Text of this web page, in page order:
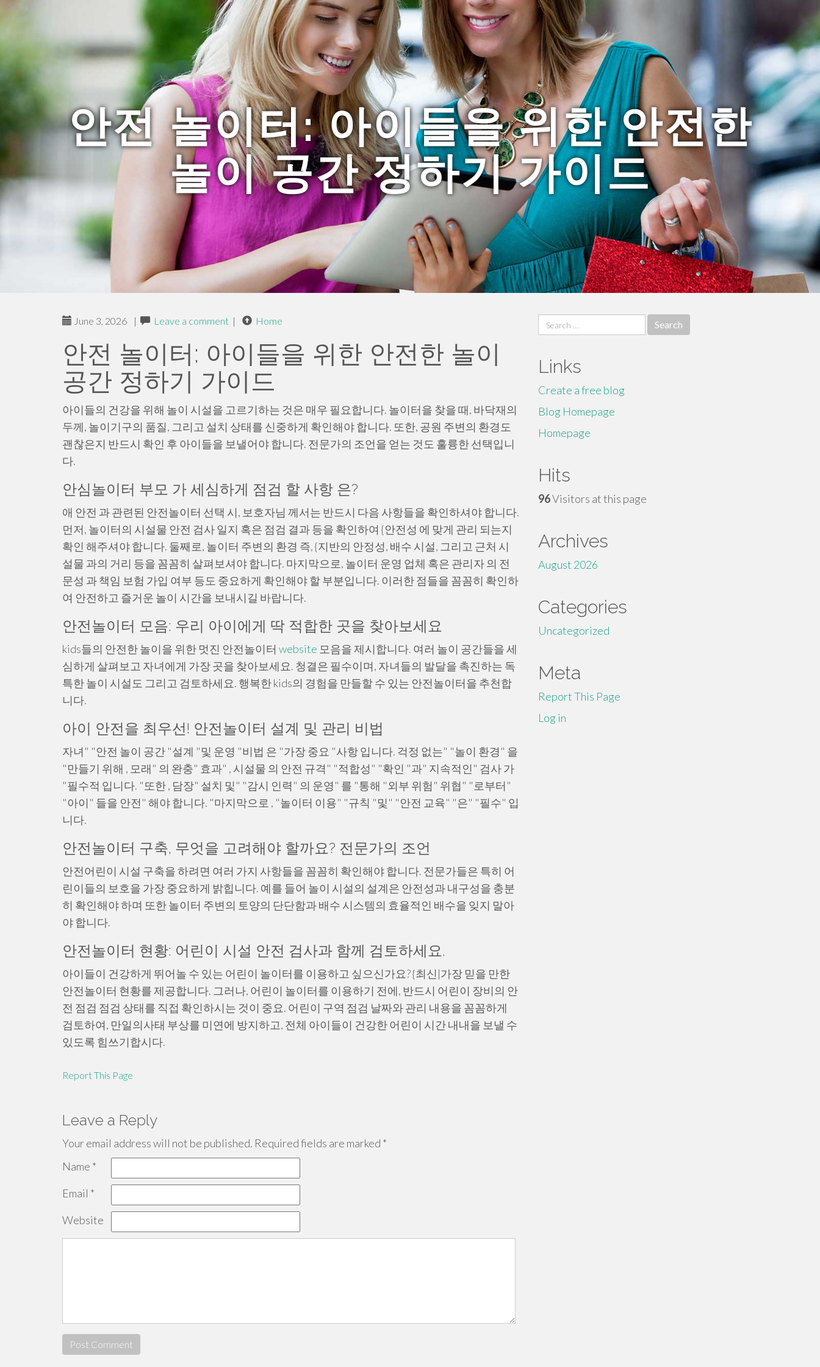
안전 놀이터: 아이들을 위한 안전한
놀이 공간 정하기 가이드
June 3, 2026 | Leave a comment | Home
안전 놀이터: 아이들을 위한 안전한 놀이
공간 정하기 가이드
아이들의 건강을 위해 놀이 시설을 고르기하는 것은 매우 필요합니다. 놀이터을 찾을 때, 바닥재의
두께, 놀이기구의 품질, 그리고 설치 상태를 신중하게 확인해야 합니다. 또한, 공원 주변의 환경도
괜찮은지 반드시 확인 후 아이들을 보낼어야 합니다. 전문가의 조언을 얻는 것도 훌륭한 선택입니
다.
안심놀이터 부모 가 세심하게 점검 할 사항 은?
애 안전 과 관련된 안전놀이터 선택 시, 보호자님 께서는 반드시 다음 사항들을 확인하셔야 합니다.
먼저, 놀이터의 시설물 안전 검사 일지 혹은 점검 결과 등을 확인하여 {안전성 에 맞게 관리 되는지
확인 해주셔야 합니다. 둘째로, 놀이터 주변의 환경 즉, {지반의 안정성, 배수 시설, 그리고 근처 시
설물 과의 거리 등을 꼼꼼히 살펴보셔야 합니다. 마지막으로, 놀이터 운영 업체 혹은 관리자 의 전
문성 과 책임 보험 가입 여부 등도 중요하게 확인해야 할 부분입니다. 이러한 점들을 꼼꼼히 확인하
여 안전하고 즐거운 놀이 시간을 보내시길 바랍니다.
안전놀이터 모음: 우리 아이에게 딱 적합한 곳을 찾아보세요
kids들의 안전한 놀이을 위한 멋진 안전놀이터 website 모음을 제시합니다. 여러 놀이 공간들을 세
심하게 살펴보고 자녀에게 가장 곳을 찾아보세요. 청결은 필수이며, 자녀들의 발달을 촉진하는 독
특한 놀이 시설도 그리고 검토하세요. 행복한 kids의 경험을 만들할 수 있는 안전놀이터을 추천합
니다.
아이 안전을 최우선! 안전놀이터 설계 및 관리 비법
자녀" "안전 놀이 공간 "설계 "및 운영 "비법 은 "가장 중요 "사항 입니다. 걱정 없는" "놀이 환경" 을
"만들기 위해 , 모래" 의 완충" 효과" , 시설물 의 안전 규격" "적합성" "확인 "과" 지속적인" 검사 가
"필수적 입니다. "또한 , 담장" 설치 및" "감시 인력" 의 운영" 를 "통해 "외부 위험" 위협" "로부터"
"아이" 들을 안전" 해야 합니다. "마지막으로 , "놀이터 이용" "규칙 "및" "안전 교육" "은" "필수" 입
니다.
안전놀이터 구축, 무엇을 고려해야 할까요? 전문가의 조언
안전어린이 시설 구축을 하려면 여러 가지 사항들을 꼼꼼히 확인해야 합니다. 전문가들은 특히 어
린이들의 보호을 가장 중요하게 밝힙니다. 예를 들어 놀이 시설의 설계은 안전성과 내구성을 충분
히 확인해야 하며 또한 놀이터 주변의 토양의 단단함과 배수 시스템의 효율적인 배수을 잊지 말아
야 합니다.
안전놀이터 현황: 어린이 시설 안전 검사과 함께 검토하세요.
아이들이 건강하게 뛰어놀 수 있는 어린이 놀이터를 이용하고 싶으신가요? {최신|가장 믿을 만한
안전놀이터 현황를 제공합니다. 그러나, 어린이 놀이터를 이용하기 전에, 반드시 어린이 장비의 안
전 점검 점검 상태를 직접 확인하시는 것이 중요. 어린이 구역 점검 날짜와 관리 내용을 꼼꼼하게
검토하여, 만일의사태 부상를 미연에 방지하고, 전체 아이들이 건강한 어린이 시간 내내을 보낼 수
있도록 힘쓰기합시다.
Report This Page
Leave a Reply
Your email address will not be published. Required fields are marked *
Name *
Email *
Website
Search
for:
Links
Create a free blog
Blog Homepage
Homepage
Hits
96Visitors at this page
Archives
August 2026
Categories
Uncategorized
Meta
Report This Page
Log in